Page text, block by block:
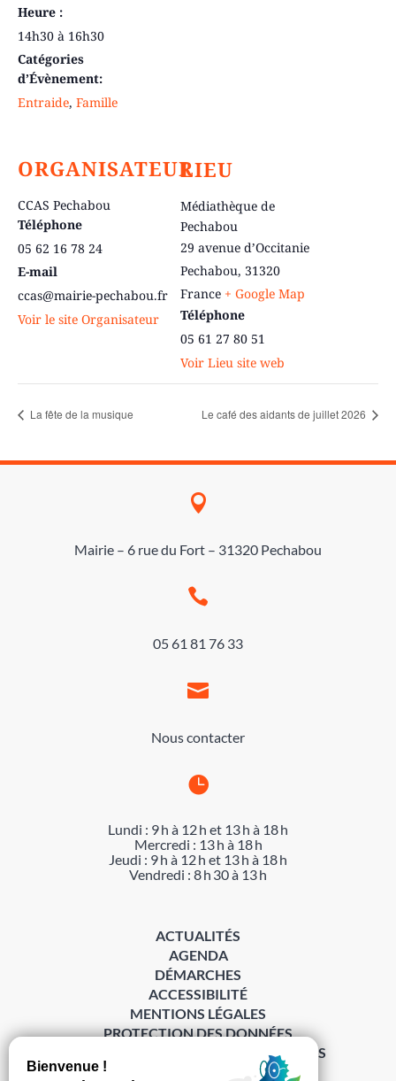
Heure :
14h30 à 16h30
Catégories
d’Évènement:
Entraide, Famille
ORGANISATEUR
CCAS Pechabou
Téléphone
05 62 16 78 24
E-mail
ccas@mairie-pechabou.fr
Voir le site Organisateur
LIEU
Médiathèque de
Pechabou
29 avenue d’Occitanie
Pechabou, 31320
France + Google Map
Téléphone
05 61 27 80 51
Voir Lieu site web
La fête de la musique Le café des aidants de juillet 2026

Mairie – 6 rue du Fort – 31320 Pechabou

05 61 81 76 33

Nous contacter

Lundi : 9 h à 12 h et 13 h à 18 h
Mercredi : 13 h à 18 h
Jeudi : 9 h à 12 h et 13 h à 18 h
Vendredi : 8 h 30 à 13 h
ACTUALITÉS
AGENDA
DÉMARCHES
ACCESSIBILITÉ
MENTIONS LÉGALES
PROTECTION DES DONNÉES
POLITIQUE DE GESTION DES COOKIES